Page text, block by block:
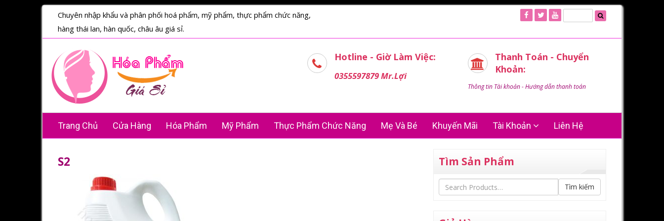
Chuyên nhập khẩu và phân phối hoá phẩm, mỹ phẩm, thực phẩm chức năng,
hàng thái lan, hàn quốc, châu âu giá sỉ.
Hotline - Giờ Làm Việc:
0355597879 Mr.Lợi
Thanh Toán - Chuyển
Khoản:
Thông tin Tài khoản - Hướng dẫn thanh toán
Trang Chủ Cửa Hàng Hóa Phẩm Mỹ Phẩm Thực Phẩm Chức Năng Mẹ Và Bé Khuyến Mãi Tài Khoản Liên Hệ
S2 Tìm Sản Phẩm
Tìm kiếm